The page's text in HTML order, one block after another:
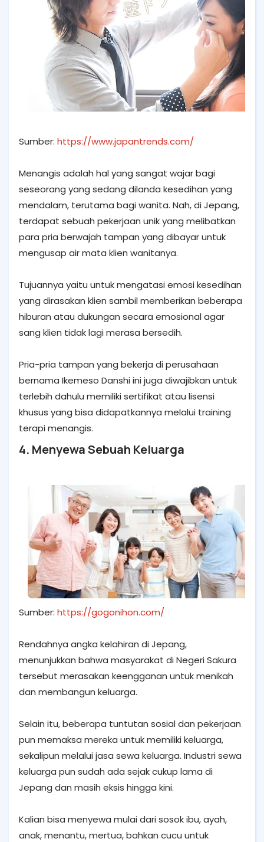
Sumber: https://www.japantrends.com/
Menangis adalah hal yang sangat wajar bagi
seseorang yang sedang dilanda kesedihan yang
mendalam, terutama bagi wanita. Nah, di Jepang,
terdapat sebuah pekerjaan unik yang melibatkan
para pria berwajah tampan yang dibayar untuk
mengusap air mata klien wanitanya.
Tujuannya yaitu untuk mengatasi emosi kesedihan
yang dirasakan klien sambil memberikan beberapa
hiburan atau dukungan secara emosional agar
sang klien tidak lagi merasa bersedih.
Pria-pria tampan yang bekerja di perusahaan
bernama Ikemeso Danshi ini juga diwajibkan untuk
terlebih dahulu memiliki sertifikat atau lisensi
khusus yang bisa didapatkannya melalui training
terapi menangis.
4. Menyewa Sebuah Keluarga
Sumber: https://gogonihon.com/
Rendahnya angka kelahiran di Jepang,
menunjukkan bahwa masyarakat di Negeri Sakura
tersebut merasakan keengganan untuk menikah
dan membangun keluarga.
Selain itu, beberapa tuntutan sosial dan pekerjaan
pun memaksa mereka untuk memiliki keluarga,
sekalipun melalui jasa sewa keluarga. Industri sewa
keluarga pun sudah ada sejak cukup lama di
Jepang dan masih eksis hingga kini.
Kalian bisa menyewa mulai dari sosok ibu, ayah,
anak, menantu, mertua, bahkan cucu untuk